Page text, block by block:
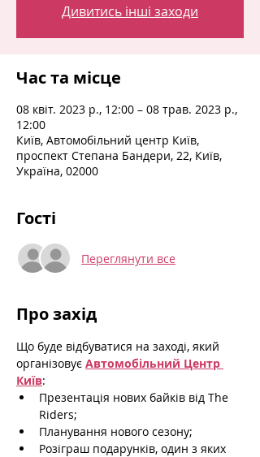
Дивитись інші заходи
Час та місце
08 квіт. 2023 р., 12:00 – 08 трав. 2023 р.,
12:00
Київ, Автомобільний центр Київ,
проспект Степана Бандери, 22, Київ,
Україна, 02000
Гості
Переглянути все
Про захід
Що буде відбуватися на заході, який
організовує Автомобільний Центр
Київ:
Презентація нових байків від The
Riders;
Планування нового сезону;
Розіграш подарунків, один з яких